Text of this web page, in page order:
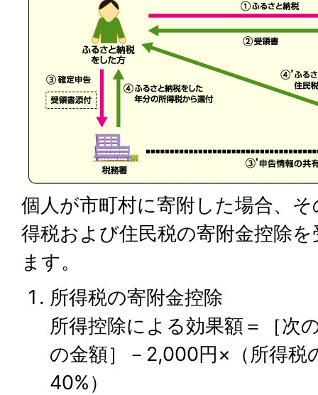
個人が市町村に寄附した場合、
得税および住民税の寄附金控除
ます。
所得税の寄附金控除
所得控除による効果額＝［次
の金額］－2,000円×（所得税
40%）